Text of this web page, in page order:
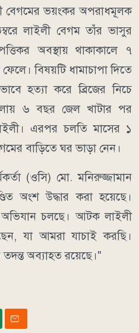
বেগমের ভয়ংকর অপরাধমূলক
লাইলী বেগম তাঁর ভাসুর
অবস্থায় থাকাকালে ৭
বিষয়টি ধামাচাপা দিতে
হত্যা করে ব্রিজের নিচে
৬ বছর জেল খাটার পর
এরপর চলতি মাসের ১
বাড়িতে ঘর ভাড়া নেন।
(ওসি) মো. মনিরুজ্জামান
অংশ উদ্ধার করা হয়েছে।
অভিযান চলছে। আটক লাইলী
যা আমরা যাচাই করছি।
অব্যাহত রয়েছে।"